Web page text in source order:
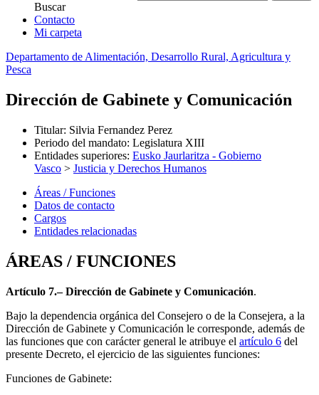
Buscar
Contacto
Mi carpeta
Departamento de Alimentación, Desarrollo Rural, Agricultura y
Pesca
Dirección de Gabinete y Comunicación
Titular: Silvia Fernandez Perez
Periodo del mandato: Legislatura XIII
Entidades superiores: Eusko Jaurlaritza - Gobierno
Vasco > Justicia y Derechos Humanos
Áreas / Funciones
Datos de contacto
Cargos
Entidades relacionadas
ÁREAS / FUNCIONES
Artículo 7.– Dirección de Gabinete y Comunicación.
Bajo la dependencia orgánica del Consejero o de la Consejera, a la
Dirección de Gabinete y Comunicación le corresponde, además de
las funciones que con carácter general le atribuye el artículo 6 del
presente Decreto, el ejercicio de las siguientes funciones:
Funciones de Gabinete: